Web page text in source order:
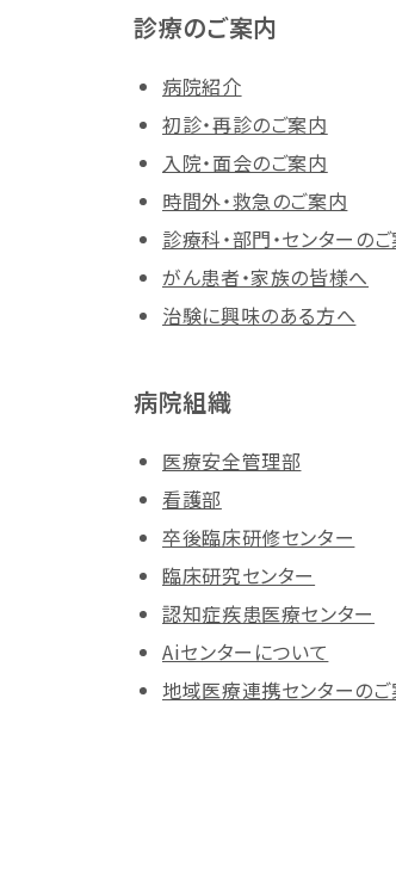
診療のご案内
病院紹介
初診・再診のご案内
入院・面会のご案内
時間外・救急のご案内
診療科・部門・センターの
がん患者・家族の皆様へ
治験に興味のある方へ
病院組織
医療安全管理部
看護部
卒後臨床研修センター
臨床研究センター
認知症疾患医療センター
Aiセンターについて
地域医療連携センターのご